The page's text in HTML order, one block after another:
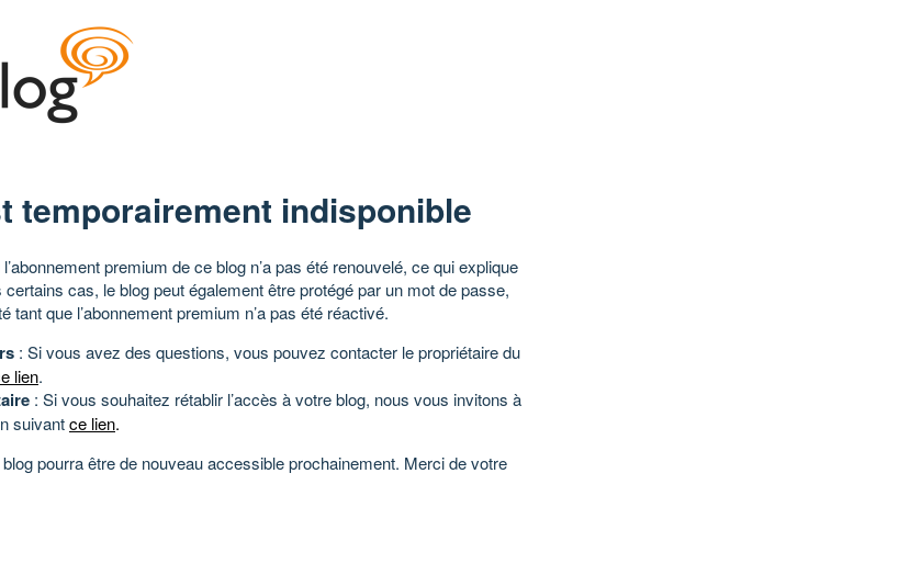
temporairement indisponible
premium de ce blog n’a pas été renouvelé, ce qui explique
cas, le blog peut également être protégé par un mot de passe,
tant que l’abonnement premium n’a pas été réactivé.
: Si vous avez des questions, vous pouvez contacter le propriétaire du
lien.
: Si vous souhaitez rétablir l’accès à votre blog, nous vous invitons à
suivantce lien.
pourra être de nouveau accessible prochainement. Merci de votre